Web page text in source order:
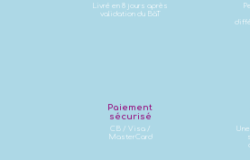
Livré en 8 jours après
validation du BàT
Paiement
sécurisé
CB / Visa /
MasterCard